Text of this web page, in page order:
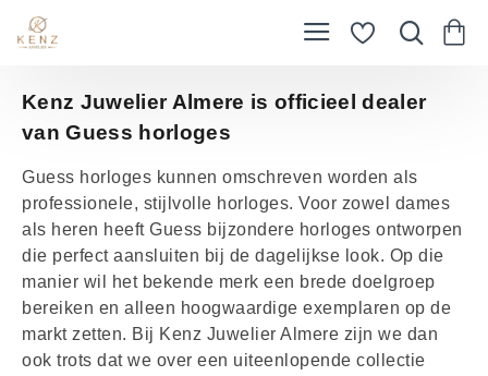
Kenz Juwelier Almere is officieel dealer
van Guess horloges
Guess horloges kunnen omschreven worden als
professionele, stijlvolle horloges. Voor zowel dames
als heren heeft Guess bijzondere horloges ontworpen
die perfect aansluiten bij de dagelijkse look. Op die
manier wil het bekende merk een brede doelgroep
bereiken en alleen hoogwaardige exemplaren op de
markt zetten. Bij Kenz Juwelier Almere zijn we dan
ook trots dat we over een uiteenlopende collectie